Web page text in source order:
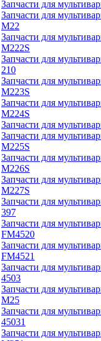
Запчасти для
Запчасти для
M22
Запчасти для
M222S
Запчасти для
210
Запчасти для
M223S
Запчасти для
M224S
Запчасти для
Запчасти для
M225S
Запчасти для
M226S
Запчасти для
M227S
Запчасти для
397
Запчасти для
FM4520
Запчасти для
FM4521
Запчасти для
4503
Запчасти для
M25
Запчасти для
45031
Запчасти для